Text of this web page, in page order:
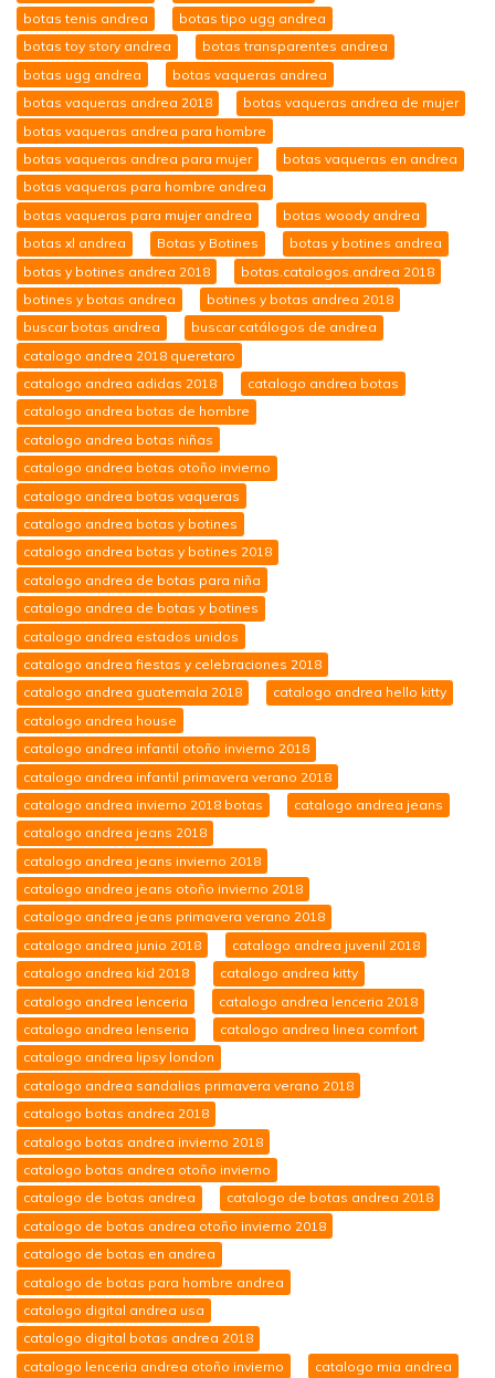
botas tenis andrea
botas tipo ugg andrea
botas toy story andrea
botas transparentes andrea
botas ugg andrea
botas vaqueras andrea
botas vaqueras andrea 2018
botas vaqueras andrea de mujer
botas vaqueras andrea para hombre
botas vaqueras andrea para mujer
botas vaqueras en andrea
botas vaqueras para hombre andrea
botas vaqueras para mujer andrea
botas woody andrea
botas xl andrea
Botas y Botines
botas y botines andrea
botas y botines andrea 2018
botas.catalogos.andrea 2018
botines y botas andrea
botines y botas andrea 2018
buscar botas andrea
buscar catálogos de andrea
catalogo andrea 2018 queretaro
catalogo andrea adidas 2018
catalogo andrea botas
catalogo andrea botas de hombre
catalogo andrea botas niñas
catalogo andrea botas otoño invierno
catalogo andrea botas vaqueras
catalogo andrea botas y botines
catalogo andrea botas y botines 2018
catalogo andrea de botas para niña
catalogo andrea de botas y botines
catalogo andrea estados unidos
catalogo andrea fiestas y celebraciones 2018
catalogo andrea guatemala 2018
catalogo andrea hello kitty
catalogo andrea house
catalogo andrea infantil otoño invierno 2018
catalogo andrea infantil primavera verano 2018
catalogo andrea invierno 2018 botas
catalogo andrea jeans
catalogo andrea jeans 2018
catalogo andrea jeans invierno 2018
catalogo andrea jeans otoño invierno 2018
catalogo andrea jeans primavera verano 2018
catalogo andrea junio 2018
catalogo andrea juvenil 2018
catalogo andrea kid 2018
catalogo andrea kitty
catalogo andrea lenceria
catalogo andrea lenceria 2018
catalogo andrea lenseria
catalogo andrea linea comfort
catalogo andrea lipsy london
catalogo andrea sandalias primavera verano 2018
catalogo botas andrea 2018
catalogo botas andrea invierno 2018
catalogo botas andrea otoño invierno
catalogo de botas andrea
catalogo de botas andrea 2018
catalogo de botas andrea otoño invierno 2018
catalogo de botas en andrea
catalogo de botas para hombre andrea
catalogo digital andrea usa
catalogo digital botas andrea 2018
catalogo lenceria andrea otoño invierno
catalogo mia andrea